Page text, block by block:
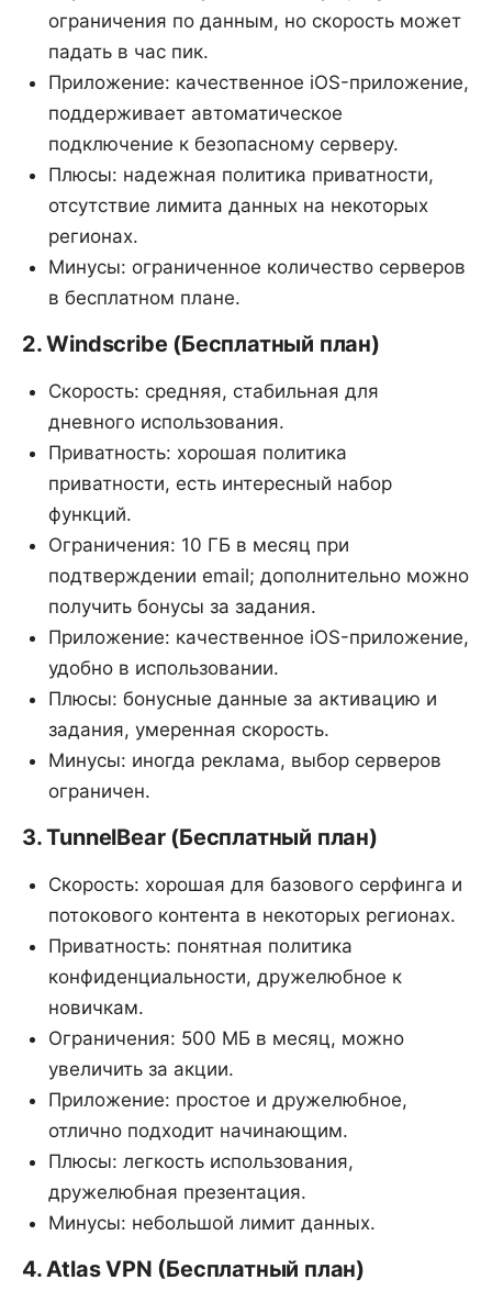
ограничения по данным, но скорость может
падать в час пик.
Приложение: качественное iOS-приложение,
поддерживает автоматическое
подключение к безопасному серверу.
Плюсы: надежная политика приватности,
отсутствие лимита данных на некоторых
регионах.
Минусы: ограниченное количество серверов
в бесплатном плане.
2. Windscribe (Бесплатный план)
Скорость: средняя, стабильная для
дневного использования.
Приватность: хорошая политика
приватности, есть интересный набор
функций.
Ограничения: 10 ГБ в месяц при
подтверждении email; дополнительно можно
получить бонусы за задания.
Приложение: качественное iOS-приложение,
удобно в использовании.
Плюсы: бонусные данные за активацию и
задания, умеренная скорость.
Минусы: иногда реклама, выбор серверов
ограничен.
3. TunnelBear (Бесплатный план)
Скорость: хорошая для базового серфинга и
потокового контента в некоторых регионах.
Приватность: понятная политика
конфиденциальности, дружелюбное к
новичкам.
Ограничения: 500 МБ в месяц, можно
увеличить за акции.
Приложение: простое и дружелюбное,
отлично подходит начинающим.
Плюсы: легкость использования,
дружелюбная презентация.
Минусы: небольшой лимит данных.
4. Atlas VPN (Бесплатный план)